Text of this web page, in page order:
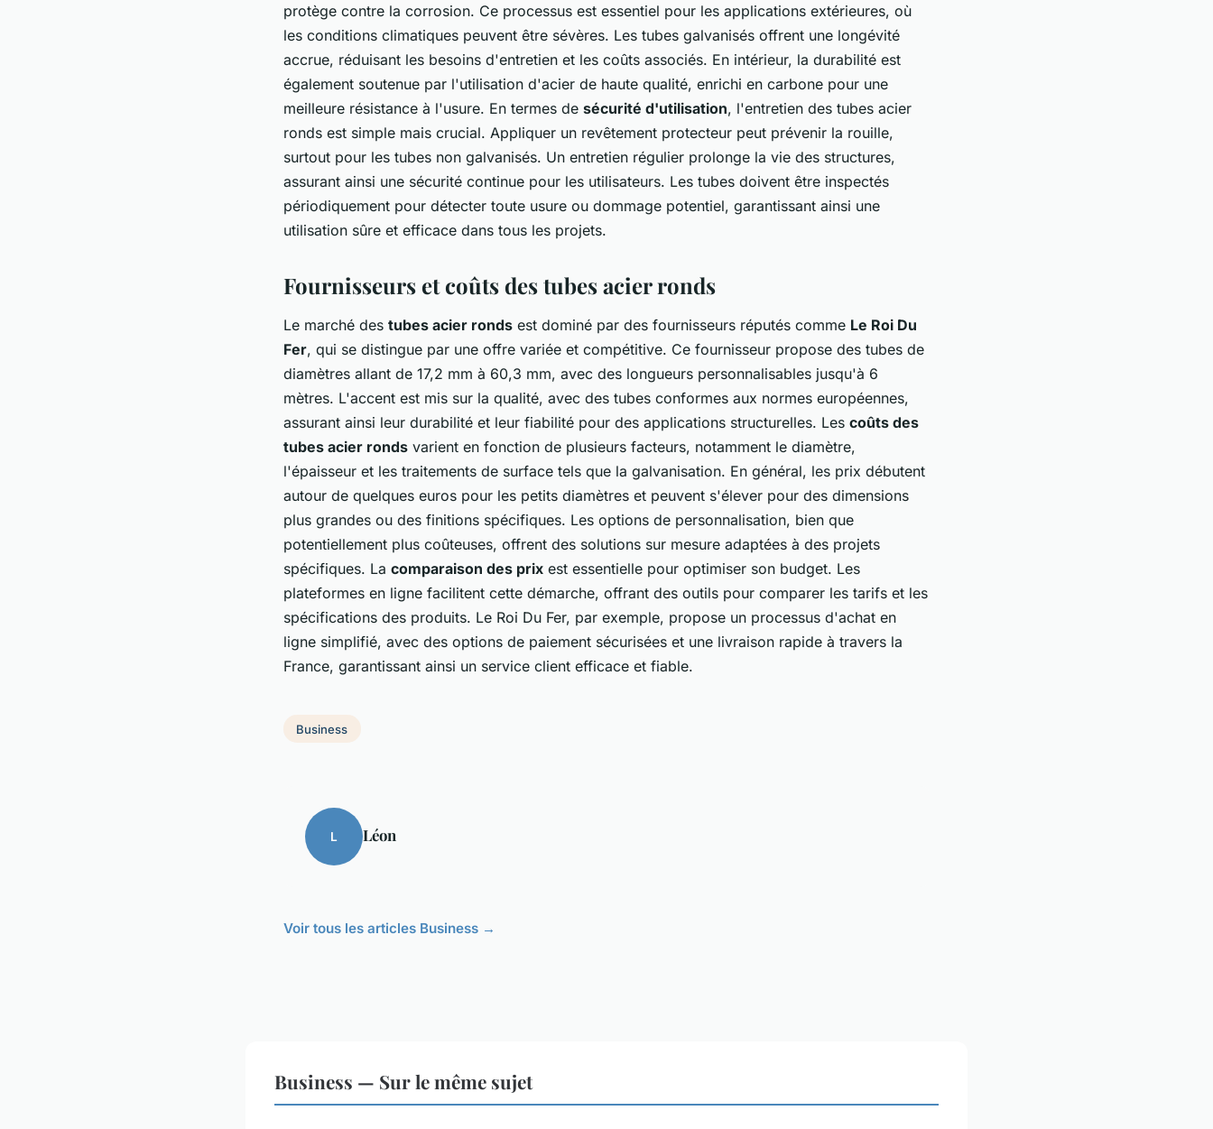
protège contre la corrosion. Ce processus est essentiel pour les applications extérieures, où
les conditions climatiques peuvent être sévères. Les tubes galvanisés offrent une longévité
accrue, réduisant les besoins d'entretien et les coûts associés. En intérieur, la durabilité est
également soutenue par l'utilisation d'acier de haute qualité, enrichi en carbone pour une
meilleure résistance à l'usure. En termes de sécurité d'utilisation, l'entretien des tubes acier
ronds est simple mais crucial. Appliquer un revêtement protecteur peut prévenir la rouille,
surtout pour les tubes non galvanisés. Un entretien régulier prolonge la vie des structures,
assurant ainsi une sécurité continue pour les utilisateurs. Les tubes doivent être inspectés
périodiquement pour détecter toute usure ou dommage potentiel, garantissant ainsi une
utilisation sûre et efficace dans tous les projets.
Fournisseurs et coûts des tubes acier ronds
Le marché des tubes acier ronds est dominé par des fournisseurs réputés comme Le Roi Du
Fer, qui se distingue par une offre variée et compétitive. Ce fournisseur propose des tubes de
diamètres allant de 17,2 mm à 60,3 mm, avec des longueurs personnalisables jusqu'à 6
mètres. L'accent est mis sur la qualité, avec des tubes conformes aux normes européennes,
assurant ainsi leur durabilité et leur fiabilité pour des applications structurelles. Les coûts des
tubes acier ronds varient en fonction de plusieurs facteurs, notamment le diamètre,
l'épaisseur et les traitements de surface tels que la galvanisation. En général, les prix débutent
autour de quelques euros pour les petits diamètres et peuvent s'élever pour des dimensions
plus grandes ou des finitions spécifiques. Les options de personnalisation, bien que
potentiellement plus coûteuses, offrent des solutions sur mesure adaptées à des projets
spécifiques. La comparaison des prix est essentielle pour optimiser son budget. Les
plateformes en ligne facilitent cette démarche, offrant des outils pour comparer les tarifs et les
spécifications des produits. Le Roi Du Fer, par exemple, propose un processus d'achat en
ligne simplifié, avec des options de paiement sécurisées et une livraison rapide à travers la
France, garantissant ainsi un service client efficace et fiable.
Business
L Léon
Voir tous les articles Business →
Business — Sur le même sujet